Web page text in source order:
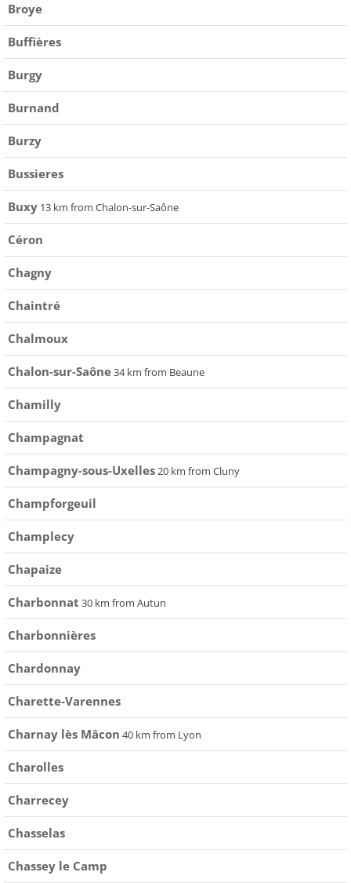
Broye
Buffières
Burgy
Burnand
Burzy
Bussieres
Buxy 13 km from Chalon-sur-Saône
Céron
Chagny
Chaintré
Chalmoux
Chalon-sur-Saône34 km from Beaune
Chamilly
Champagnat
Champagny-sous-Uxelles20 km from Cluny
Champforgeuil
Champlecy
Chapaize
Charbonnat 30 km from Autun
Charbonnières
Chardonnay
Charette-Varennes
Charnay lès Mâcon 40 km from Lyon
Charolles
Charrecey
Chasselas
Chassey le Camp